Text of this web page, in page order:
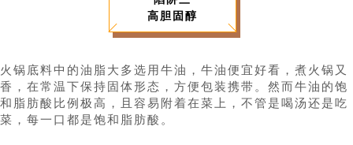
高胆固醇
火锅底料中的油脂大多选用牛油，牛油便宜好看，煮火锅又
香，在常温下保持固体形态，方便包装携带。然而牛油的饱
和脂肪酸比例极高，且容易附着在菜上，不管是喝汤还是吃
菜，每一口都是饱和脂肪酸。